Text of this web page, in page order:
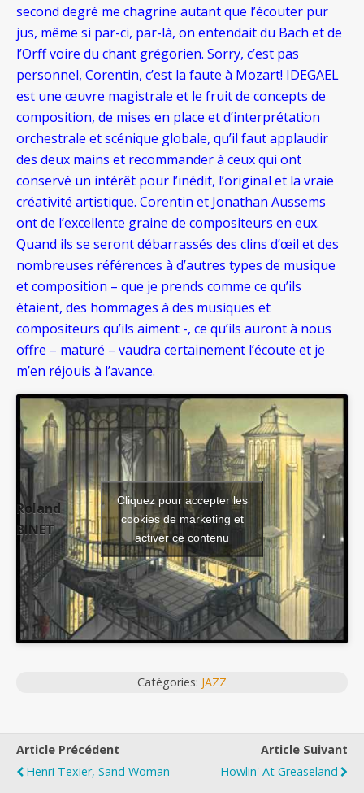
second degré me chagrine autant que l’écouter pur
jus, même si par-ci, par-là, on entendait du Bach et de
l’Orff voire du chant grégorien. Sorry, c’est pas
personnel, Corentin, c’est la faute à Mozart! IDEGAEL
est une œuvre magistrale et le fruit de concepts de
composition, de mises en place et d’interprétation
orchestrale et scénique globale, qu’il faut applaudir
des deux mains et recommander à ceux qui ont
conservé un intérêt pour l’inédit, l’original et la vraie
créativité artistique. Corentin et Jonathan Aussems
ont de l’excellente graine de compositeurs en eux.
Quand ils se seront débarrassés des clins d’œil et des
nombreuses références à d’autres types de musique
et composition – que je prends comme ce qu’ils
étaient, des hommages à des musiques et
compositeurs qu’ils aiment -, ce qu’ils auront à nous
offre – maturé – vaudra certainement l’écoute et je
m’en réjouis à l’avance.
Roland
BINET
Cliquez pour accepter les
cookies de marketing et
activer ce contenu
Catégories: JAZZ
Article Précédent
Henri Texier, Sand Woman
Article Suivant
Howlin' At Greaseland